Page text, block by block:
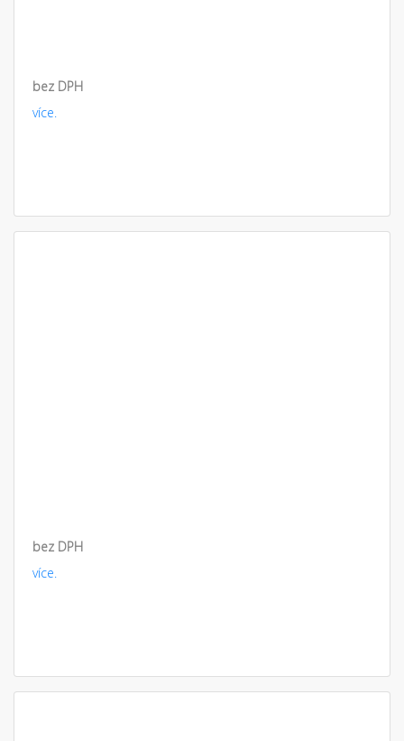
bez DPH
více.
bez DPH
více.